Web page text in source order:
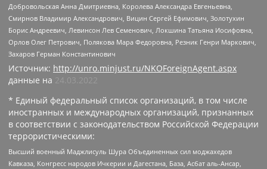
Добровольская Анна Дмитриевна, Королева Александра Евгеньевна,
Смирнов Владимир Александрович, Вицин Сергей Ефимович, Золотухин
Борис Андреевич, Левинсон Лев Семенович, Локшина Татьяна Иосифовна,
Орлов Олег Петрович, Полякова Мара Федоровна, Резник Генри Маркович,
Захаров Герман Константинович
Источник: http://unro.minjust.ru/NKOForeignAgent.aspx
данные на 24.03.2022
* Единый федеральный список организаций, в том числе
иностранных и международных организаций, признанных
в соответствии с законодательством Российской Федерации
террористическими:
Высший военный Маджлисуль Шура Объединенных сил моджахедов
Кавказа, Конгресс народов Ичкерии и Дагестана, База, Асбат аль-Ансар,